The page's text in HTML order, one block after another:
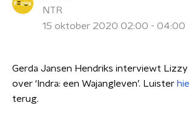
NTR
15 oktober 2020 02:00 - 04:00
Gerda Jansen Hendriks interviewt
over ‘Indra: een Wajangleven’. Luister
terug.